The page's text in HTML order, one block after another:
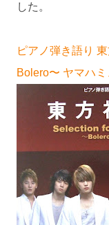
した。
ピアノ弾き語り
Bolero〜 ヤマハ